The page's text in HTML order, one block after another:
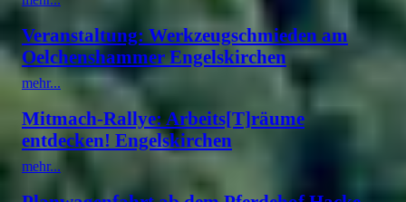
Veranstaltung: Werkzeugschmieden am
Oelchenshammer Engelskirchen
mehr...
Mitmach-Rallye: Arbeits[T]räume
entdecken! Engelskirchen
mehr...